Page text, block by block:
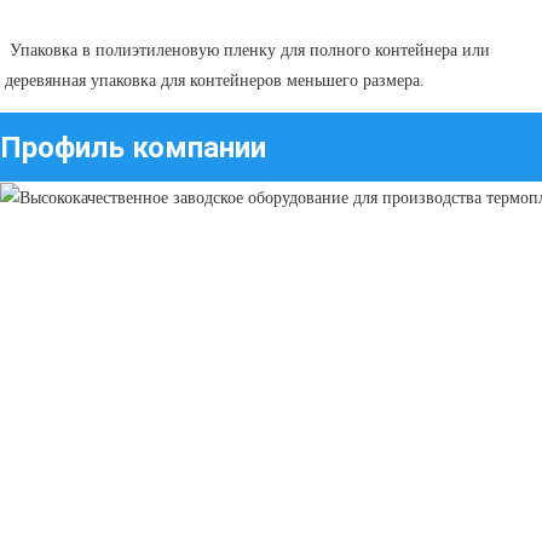
деревянная упаковка для контейнеров меньшего размера.
Профиль компании